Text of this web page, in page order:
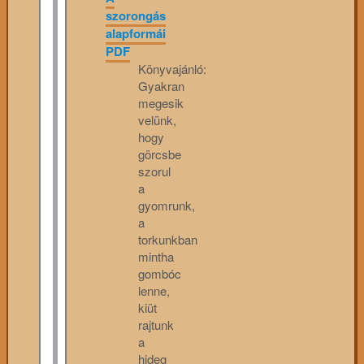
szorongás
alapformái
PDF
Könyvajánló:
Gyakran
megesik
velünk,
hogy
görcsbe
szorul
a
gyomrunk,
a
torkunkban
mintha
gombóc
lenne,
kiüt
rajtunk
a
hideg